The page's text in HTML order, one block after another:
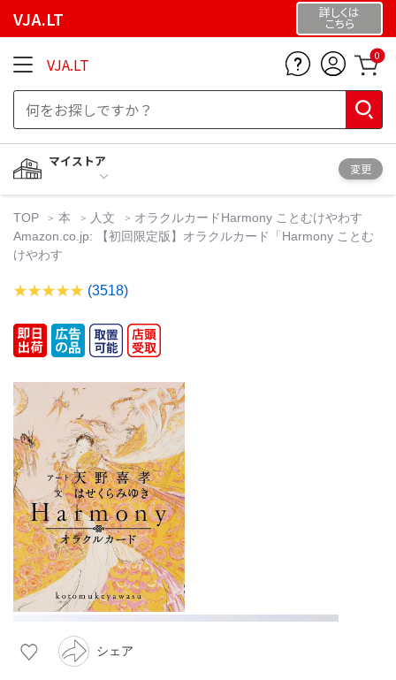
VJA.LT 詳しくは
こちら
VJA.LT 0
マイストア
変更
TOP 本 人文
オラクルカードHarmony ことむけやわす
Amazon.co.jp: 【初回限定版】オラクルカード「Harmony ことむ
けやわす
(3518)
シェア